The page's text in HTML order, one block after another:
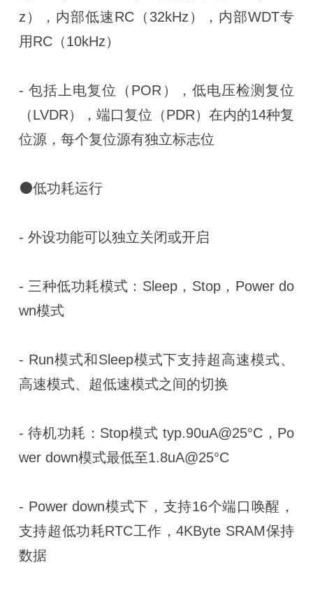
z），内部低速RC（32kHz），内部WDT专
用RC（10kHz）
- 包括上电复位（POR），低电压检测复位
（LVDR），端口复位（PDR）在内的14种复
位源，每个复位源有独立标志位
⚫低功耗运行
- 外设功能可以独立关闭或开启
- 三种低功耗模式：Sleep，Stop，Power do
wn模式
- Run模式和Sleep模式下支持超高速模式、
高速模式、超低速模式之间的切换
- 待机功耗：Stop模式 typ.90uA@25°C，Po
wer down模式最低至1.8uA@25°C
- Power down模式下，支持16个端口唤醒，
支持超低功耗RTC工作，4KByte SRAM保持
数据